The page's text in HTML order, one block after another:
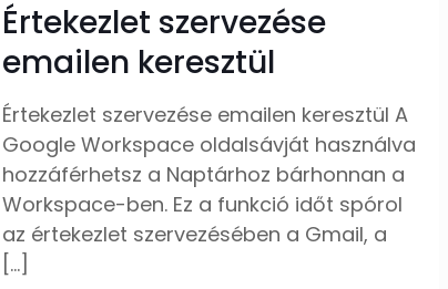
Értekezlet szervezése
emailen keresztül
Értekezlet szervezése emailen keresztül A
Google Workspace oldalsávját használva
hozzáférhetsz a Naptárhoz bárhonnan a
Workspace-ben. Ez a funkció időt spórol
az értekezlet szervezésében a Gmail, a
[…]